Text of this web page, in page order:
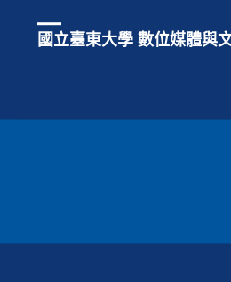
國立臺東大學 數位媒體與